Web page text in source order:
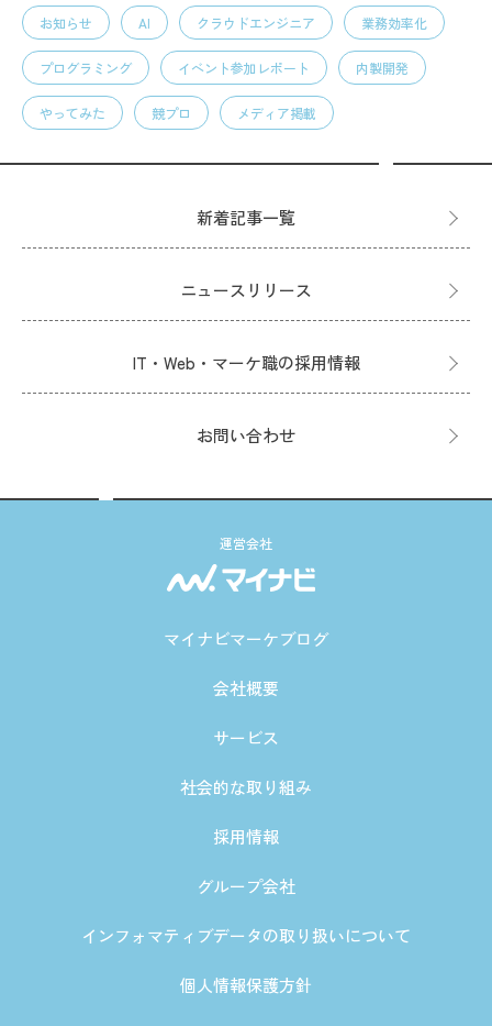
お知らせ AI クラウドエンジニア 業務効率化
プログラミング イベント参加レポート 内製開発
やってみた 競プロ メディア掲載
新着記事一覧
ニュースリリース
IT・Web・マーケ職の採用情報
お問い合わせ
運営会社
マイナビマーケブログ
会社概要
サービス
社会的な取り組み
採用情報
グループ会社
インフォマティブデータの取り扱いについて
個人情報保護方針